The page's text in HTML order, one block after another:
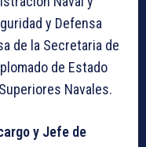
y Defensa
de la Secretaria de
de Estado
Navales.
y Jefe de